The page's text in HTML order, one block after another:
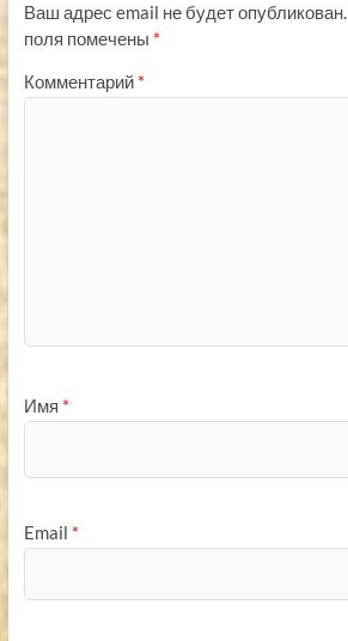
Ваш адрес email не будет опубликован.
поля помечены *
Комментарий *
Имя *
Email *